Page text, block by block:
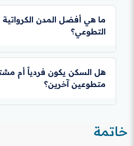
قانونياً، لا تسمح تأشيرة التطوع
والمنظمة تغطي كافة احتياجاتك
تفرغك.
ما هي أفضل المدن الكرواتية
التطوعي؟
تعتبر زغرب، سبليت، رييكا، وزادار
توفره من حياة اجتماعية غنية
هل السكن يكون فردياً أم
متطوعين آخرين؟
خاتمة